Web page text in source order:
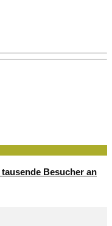
Besucher an